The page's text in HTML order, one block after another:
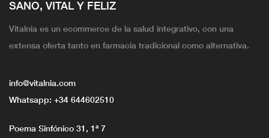
SANO, VITAL Y FELIZ
Vitalnia es un ecommerce de la salud integrativo, con una
extensa oferta tanto en farmacia tradicional como alternativa.
info@vitalnia.com
Whatsapp: +34 644602510
Poema Sinfónico 31, 1ª 7